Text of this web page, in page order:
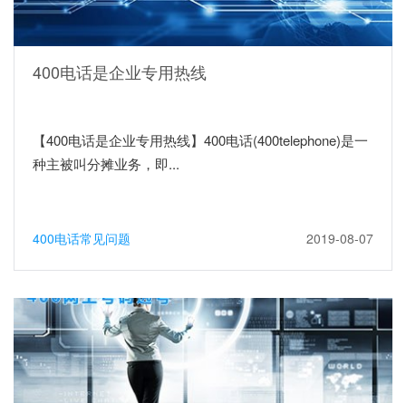
400电话是企业专用热线
【400电话是企业专用热线】400电话(400telephone)是一
种主被叫分摊业务，即...
400电话常见问题 2019-08-07